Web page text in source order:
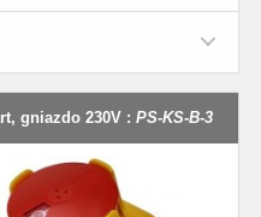
gniazdo 230V : PS-KS-B-3